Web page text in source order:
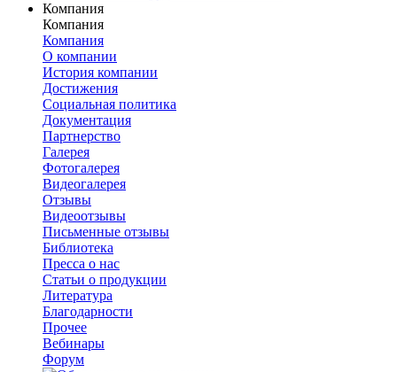
Компания
Компания
Компания
О компании
История компании
Достижения
Социальная политика
Документация
Партнерство
Галерея
Фотогалерея
Видеогалерея
Отзывы
Видеоотзывы
Письменные отзывы
Библиотека
Пресса о нас
Статьи о продукции
Литература
Благодарности
Прочее
Вебинары
Форум